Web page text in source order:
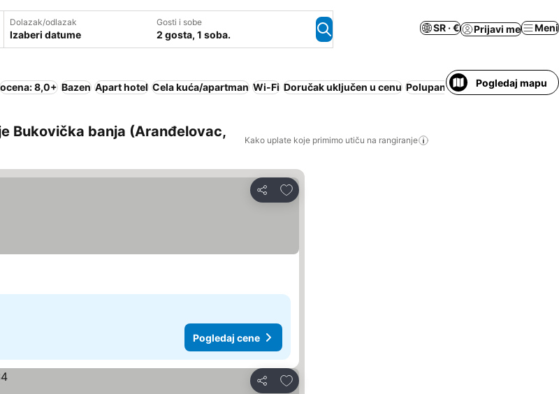
Dolazak/odlazak
Izaberi datume
Gosti i sobe
2 gosta, 1 soba.
SR · € Prijavi me Meni
ocena: 8,0+ Bazen Apart hotel Cela kuća/apartman Wi-Fi Doručak uključen u cenu Polupansion Pansion sa
Pogledaj mapu
Bukovička banja (Aranđelovac,
Kako uplate koje primimo utiču na rangiranje
Deli
Dodati u favorite
Pogledaj cene
Deli
Dodati u favorite